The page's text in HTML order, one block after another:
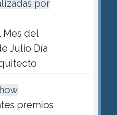
por
Mes del
Julio Día
premios